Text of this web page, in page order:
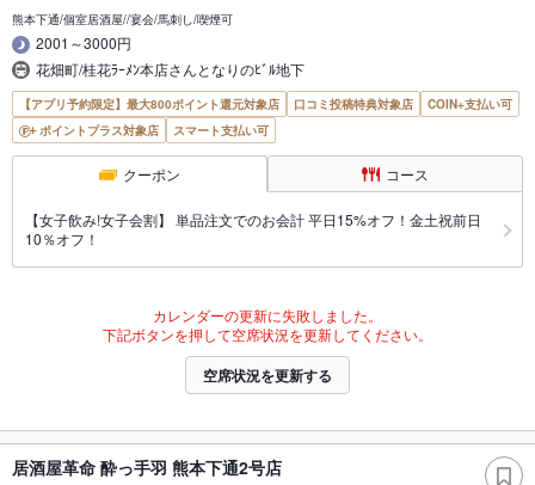
熊本下通/個室居酒屋//宴会/馬刺し/喫煙可
2001～3000円
花畑町/桂花ﾗｰﾒﾝ本店さんとなりのﾋﾞﾙ地下
【アプリ予約限定】最大800ポイント還元対象店 口コミ投稿特典対象店
COIN+支払い可
ポイントプラス対象店
スマート支払い可
クーポン コース
【女子飲み!女子会割】 単品注文でのお会計 平日15%オフ！金土祝前日
10％オフ！
カレンダーの更新に失敗しました。
下記ボタンを押して空席状況を更新してください。
空席状況を更新する
居酒屋革命 酔っ手羽 熊本下通2号店